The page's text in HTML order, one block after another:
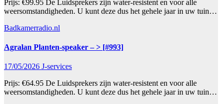
Prijs: €99.95 De Luidsprekers zijn water-resistent en voor alle
weersomstandigheden. U kunt deze dus het gehele jaar in uw tuin…
Badkamerradio.nl
Agralan Planten-speaker – > [#993]
17/05/2026 J-services
Prijs: €64.95 De Luidsprekers zijn water-resistent en voor alle
weersomstandigheden. U kunt deze dus het gehele jaar in uw tuin…